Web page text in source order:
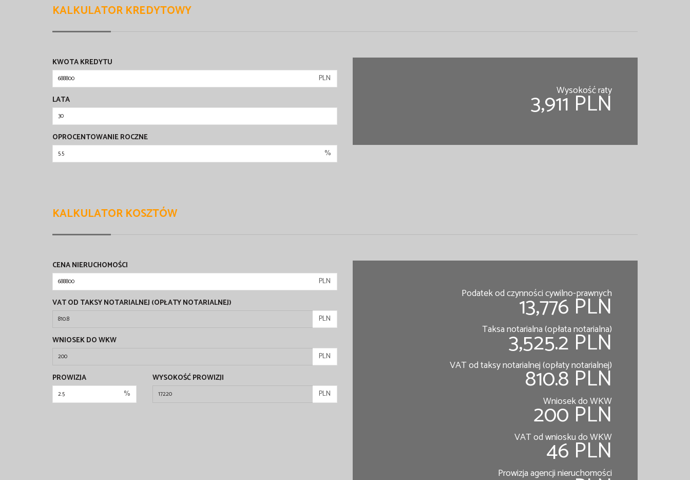
KALKULATOR KREDYTOWY
KWOTA KREDYTU
PLN
LATA
OPROCENTOWANIE ROCZNE
%
Wysokość raty
3,911 PLN
KALKULATOR KOSZTÓW
CENA NIERUCHOMOŚCI
PLN
VAT OD TAKSY NOTARIALNEJ (OPŁATY NOTARIALNEJ)
PLN
WNIOSEK DO WKW
PLN
PROWIZJA
%
WYSOKOŚĆ PROWIZJI
PLN
Podatek od czynności cywilno-prawnych
13,776 PLN
Taksa notarialna (opłata notarialna)
3,525.2 PLN
VAT od taksy notarialnej (opłaty notarialnej)
810.8 PLN
Wniosek do WKW
200 PLN
VAT od wniosku do WKW
46 PLN
Prowizja agencji nieruchomości